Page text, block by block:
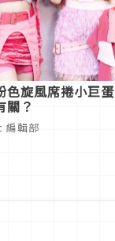
旋風席捲小巨
關？
編輯部